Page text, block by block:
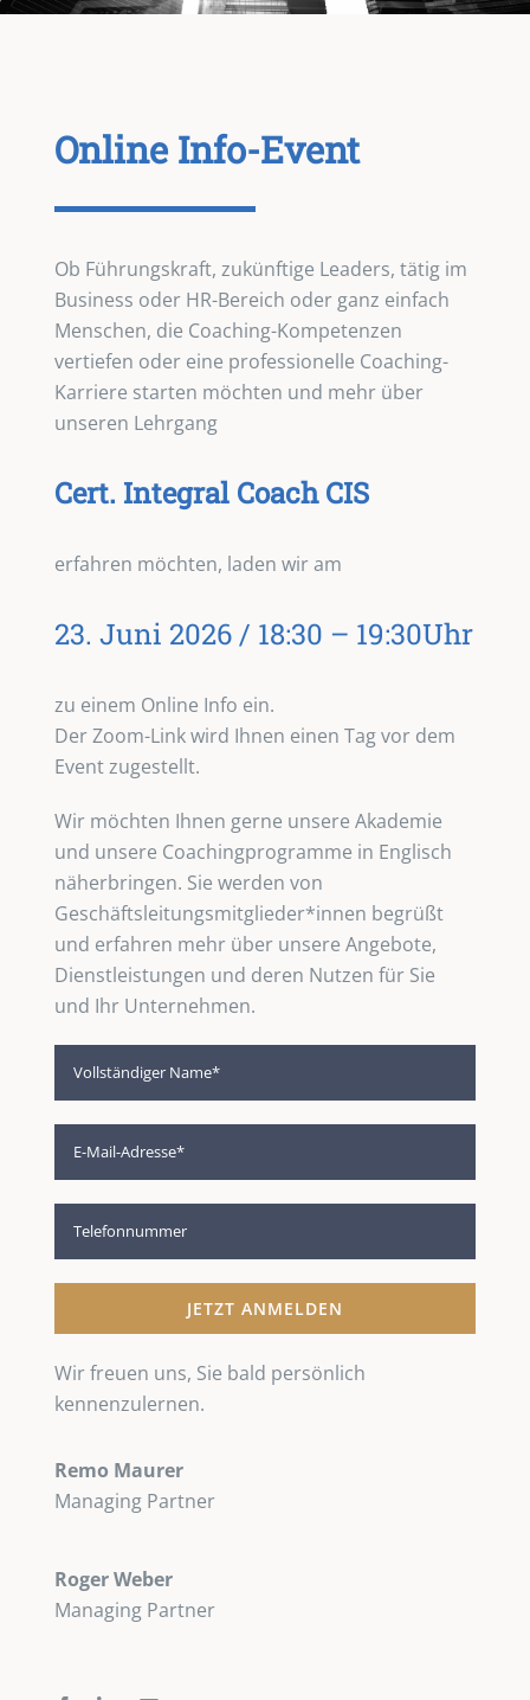
Online Info-Event
Ob Führungskraft, zukünftige Leaders, tätig im
Business oder HR-Bereich oder ganz einfach
Menschen, die Coaching-Kompetenzen
vertiefen oder eine professionelle Coaching-
Karriere starten möchten und mehr über
unseren Lehrgang
Cert. Integral Coach CIS
erfahren möchten, laden wir am
23. Juni 2026 / 18:30 – 19:30Uhr
zu einem Online Info ein.
Der Zoom-Link wird Ihnen einen Tag vor dem
Event zugestellt.
Wir möchten Ihnen gerne unsere Akademie
und unsere Coachingprogramme in Englisch
näherbringen. Sie werden von
Geschäftsleitungsmitglieder*innen begrüßt
und erfahren mehr über unsere Angebote,
Dienstleistungen und deren Nutzen für Sie
und Ihr Unternehmen.
Wir freuen uns, Sie bald persönlich
kennenzulernen.
Remo Maurer
Managing Partner
Roger Weber
Managing Partner